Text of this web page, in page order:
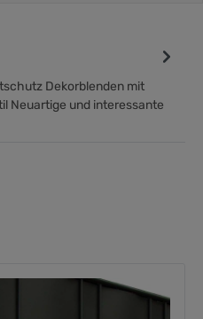
Dekorblenden mit
Neuartige und interessante